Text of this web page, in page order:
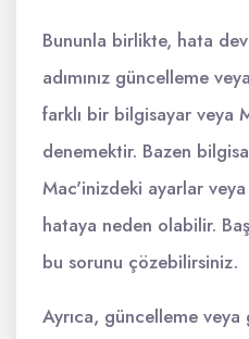
Bununla birlikte, hata
adımınız güncelleme
farklı bir bilgisayar veya
denemektir. Bazen
Mac'inizdeki ayarlar veya
hataya neden olabilir.
bu sorunu çözebilirsiniz.
Ayrıca, güncelleme